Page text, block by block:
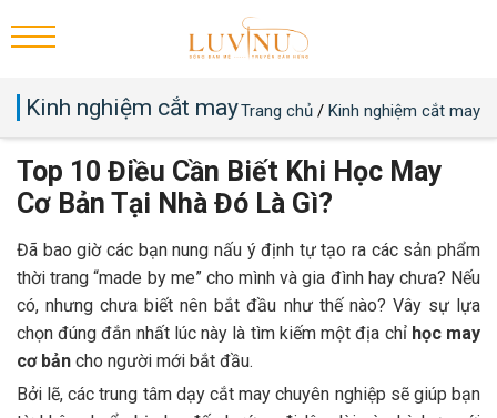
Kinh nghiệm cắt mayTrang chủ / Kinh nghiệm cắt may
Top 10 Điều Cần Biết Khi Học May
Cơ Bản Tại Nhà Đó Là Gì?
Đã bao giờ các bạn nung nấu ý định tự tạo ra các sản phẩm
thời trang “made by me” cho mình và gia đình hay chưa? Nếu
có, nhưng chưa biết nên bắt đầu như thế nào? Vây sự lựa
chọn đúng đắn nhất lúc này là tìm kiếm một địa chỉ học may
cơ bản cho người mới bắt đầu.
Bởi lẽ, các trung tâm dạy cắt may chuyên nghiệp sẽ giúp bạn